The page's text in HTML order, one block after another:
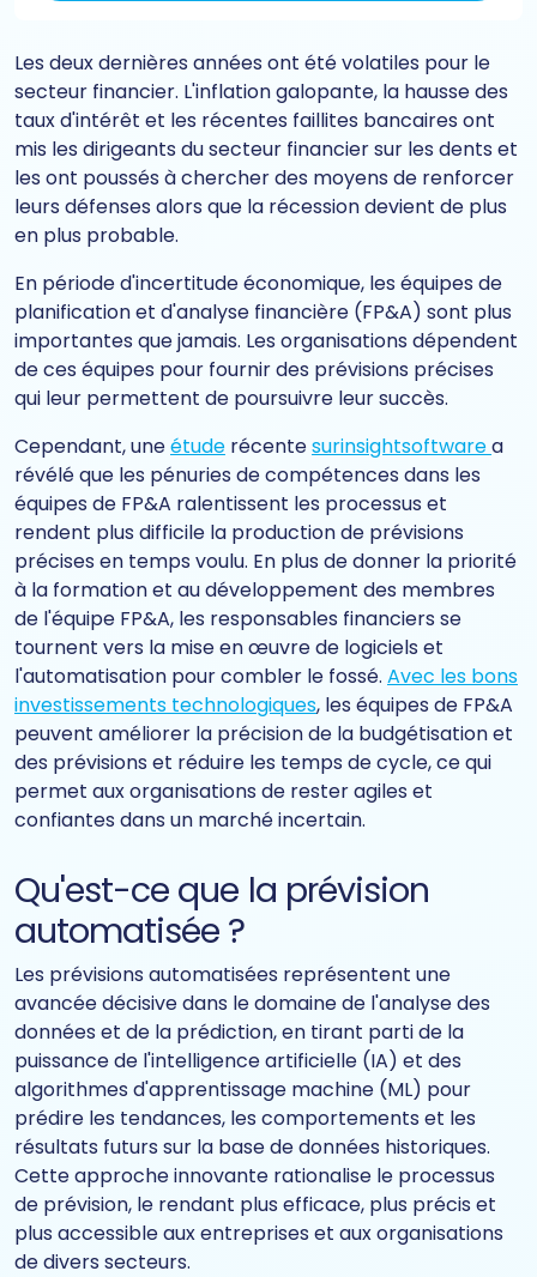
Les deux dernières années ont été volatiles pour le
secteur financier. L'inflation galopante, la hausse des
taux d'intérêt et les récentes faillites bancaires ont
mis les dirigeants du secteur financier sur les dents et
les ont poussés à chercher des moyens de renforcer
leurs défenses alors que la récession devient de plus
en plus probable.
En période d'incertitude économique, les équipes de
planification et d'analyse financière (FP&A) sont plus
importantes que jamais. Les organisations dépendent
de ces équipes pour fournir des prévisions précises
qui leur permettent de poursuivre leur succès.
Cependant, uneétude récentesurinsightsoftwarea
révélé que les pénuries de compétences dans les
équipes de FP&A ralentissent les processus et
rendent plus difficile la production de prévisions
précises en temps voulu. En plus de donner la priorité
à la formation et au développement des membres
de l'équipe FP&A, les responsables financiers se
tournent vers la mise en œuvre de logiciels et
l'automatisation pour combler le fossé. Avec les bons
investissements technologiques, les équipes de FP&A
peuvent améliorer la précision de la budgétisation et
des prévisions et réduire les temps de cycle, ce qui
permet aux organisations de rester agiles et
confiantes dans un marché incertain.
Qu'est-ce que la prévision
automatisée ?
Les prévisions automatisées représentent une
avancée décisive dans le domaine de l'analyse des
données et de la prédiction, en tirant parti de la
puissance de l'intelligence artificielle (IA) et des
algorithmes d'apprentissage machine (ML) pour
prédire les tendances, les comportements et les
résultats futurs sur la base de données historiques.
Cette approche innovante rationalise le processus
de prévision, le rendant plus efficace, plus précis et
plus accessible aux entreprises et aux organisations
de divers secteurs.